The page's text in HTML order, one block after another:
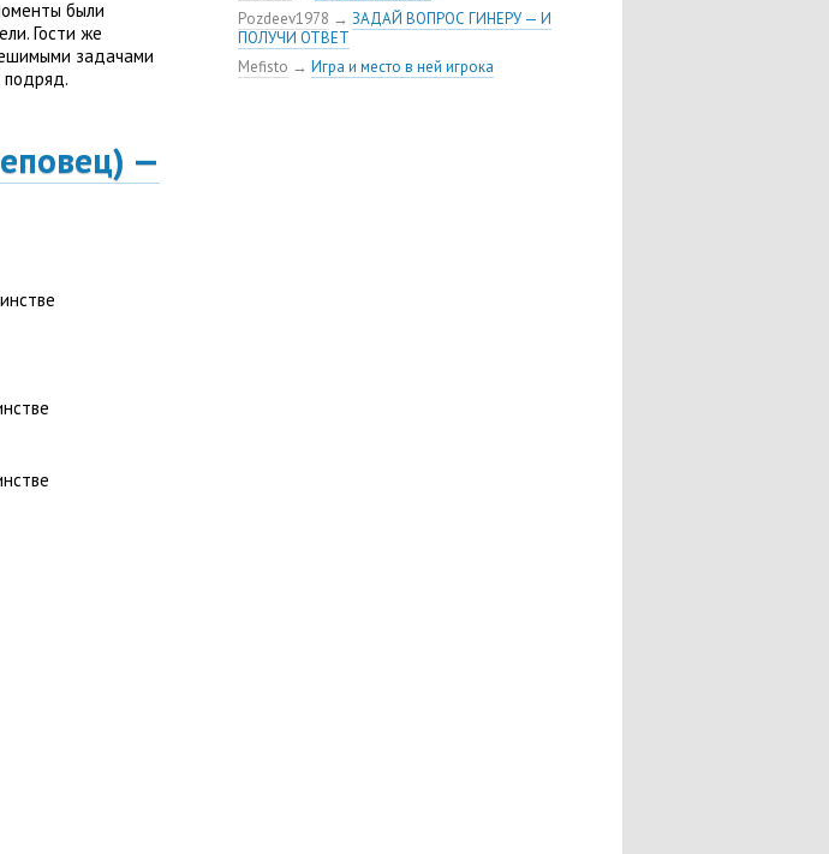
были
Гости же
задачами
—
Кирилл Воробьёв возвращается в ЦСКА
ЦСКА приобрел права на форварда
«Эдмонтона»
Pozdeev1978 → ЗАДАЙ ВОПРОС ГИНЕРУ — И
ПОЛУЧИ ОТВЕТ
Mefisto → Игра и место в ней игрока